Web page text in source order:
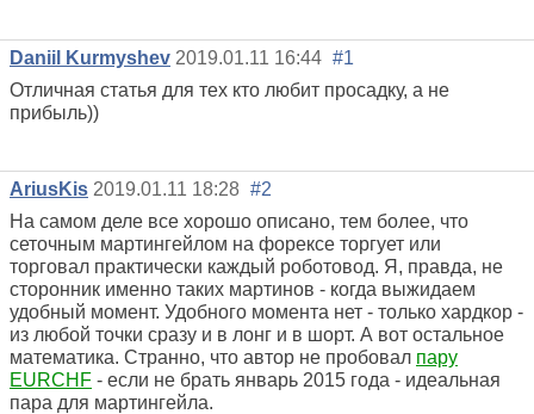
Daniil Kurmyshev 2019.01.11 16:44 #1
Отличная статья для тех кто любит просадку, а не
прибыль))
AriusKis 2019.01.11 18:28 #2
На самом деле все хорошо описано, тем более, что
сеточным мартингейлом на форексе торгует или
торговал практически каждый роботовод. Я, правда, не
сторонник именно таких мартинов - когда выжидаем
удобный момент. Удобного момента нет - только хардкор -
из любой точки сразу и в лонг и в шорт. А вот остальное
математика. Странно, что автор не пробовал пару
EURCHF - если не брать январь 2015 года - идеальная
пара для мартингейла.